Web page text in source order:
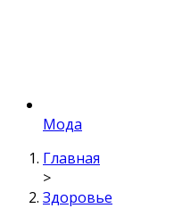
Мода
Главная
>
Здоровье